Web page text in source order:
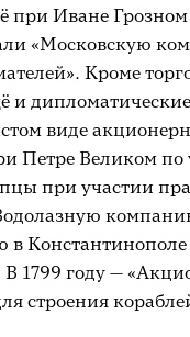
при Иване
«Московскую
Кроме
и
виде
Петре Великом по
при участии
в
1799 году —
строения